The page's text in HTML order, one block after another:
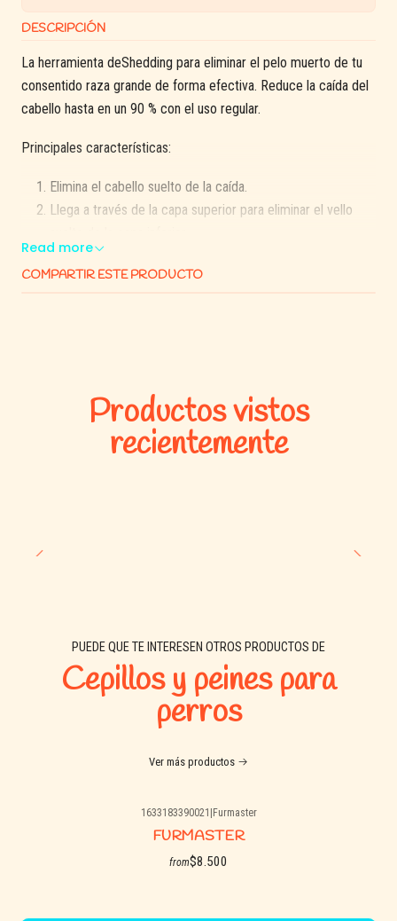
DESCRIPCIÓN
La herramienta deShedding para eliminar el pelo muerto de tu
consentido raza grande de forma efectiva. Reduce la caída del
cabello hasta en un 90 % con el uso regular.
Principales características:
Elimina el cabello suelto de la caída.
Llega a través de la capa superior para eliminar el vello
Mango ergonómico para mayor comodidad y facilidad de
uso
Opciones del producto: Según el tamaño de tu consentido hay
un tamaño ideal de furminator para hacer más eficiente el
proceso de cepillado
Read more
COMPARTIR ESTE PRODUCTO
Productos vistos
recientemente
PUEDE QUE TE INTERESEN OTROS PRODUCTOS DE
Cepillos y peines para
perros
Ver más productos
1633183390021 Furmaster
FURMASTER
from$8.500